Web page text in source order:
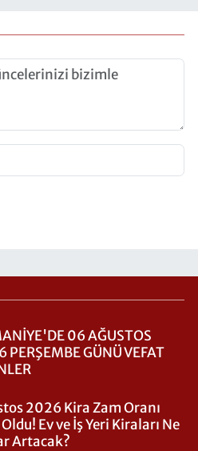
06 AĞUSTOS
PERŞEMBE GÜNÜ VEFAT
2026 Kira Zam Oranı
Ev ve İş Yeri Kiraları Ne
Artacak?